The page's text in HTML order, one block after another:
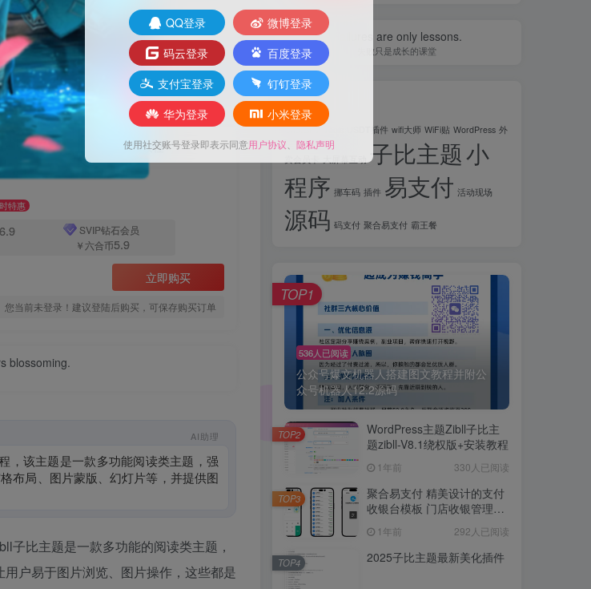
关注 私信
主题zibll-V8.1绕权版+安装教程
查看
特惠
6.9
SVIP钻石会员
￥六合币5.9
立即购买
您当前未登录！建议登陆后购买，可保存购买订单
blossoming.
AI助理
，该主题是一款多功能阅读类主题，强
布局、图片蒙版、幻灯片等，并提供图
子比主题是一款多功能的阅读类主题，
户易于图片浏览、图片操作，这些都是
Failures are only lessons.
失败只是成长的课堂
标签
ChatGPT USDT插件 wifi大师 WiFi贴 WordPress 外
子比主题小
程序 挪车码 插件 易支付 活动现场
源码 码支付 聚合易支付 霸王餐
536人已阅读
公众号爆文机器人搭建图文教程并附公
众号机器人12.2源码
TOP1
WordPress主题Zibll子比主
题zibll-V8.1绕权版+安装教程
1年前 330人已阅读
TOP2
聚合易支付 精美设计的支付
收银台模板 门店收银管理系
1年前 292人已阅读
TOP3
2025子比主题最新美化插件
TOP4
QQ登录
微博登录
码云登录
百度登录
支付宝登录
钉钉登录
华为登录
小米登录
使用社交账号登录即表示同意用户协议 隐私声明